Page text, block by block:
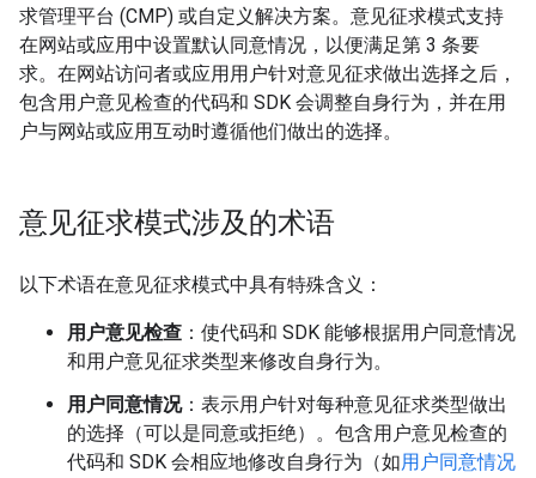
求管理平台 (CMP) 或自定义解决方案。意见征求模式支持
在网站或应用中设置默认同意情况，以便满足第 3 条要
求。在网站访问者或应用用户针对意见征求做出选择之后，
包含用户意见检查的代码和 SDK 会调整自身行为，并在用
户与网站或应用互动时遵循他们做出的选择。
意见征求模式涉及的术语
以下术语在意见征求模式中具有特殊含义：
用户意见检查 ：使代码和 SDK 能够根据用户同意情况
和用户意见征求类型来修改自身行为。
用户同意情况：表示用户针对每种意见征求类型做出
的选择（可以是同意或拒绝）。 包含用户意见检查的
代码和 SDK 会相应地修改自身行为（如用户同意情况